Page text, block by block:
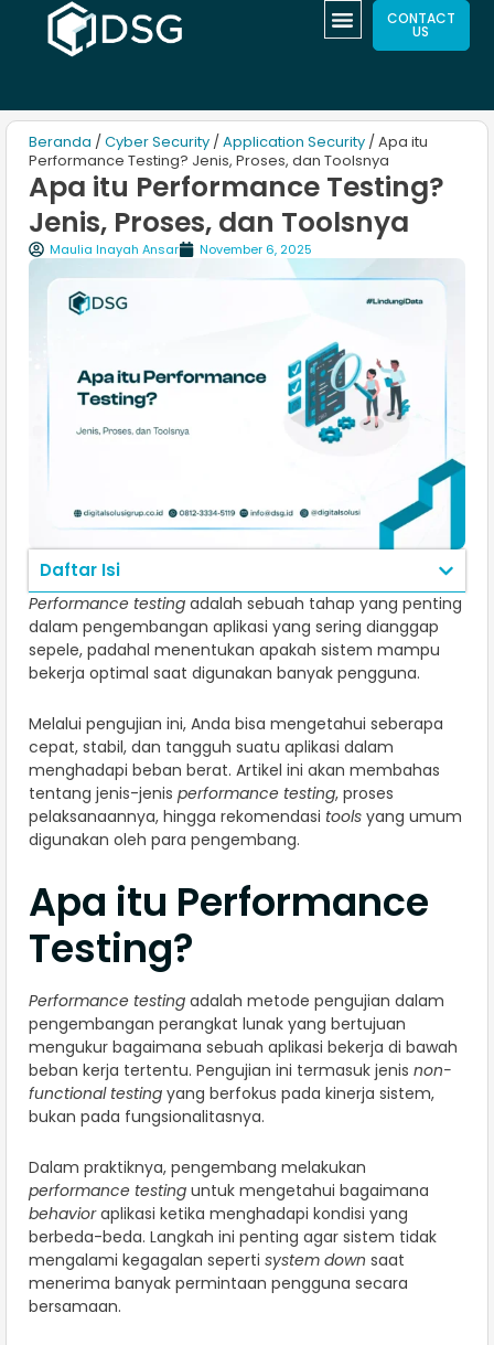
CONTACT
US
Beranda / Cyber Security / Application Security / Apa itu
Performance Testing? Jenis, Proses, dan Toolsnya
Apa itu Performance Testing?
Jenis, Proses, dan Toolsnya
Maulia Inayah Ansar November 6, 2025
Daftar Isi
Performance testing adalah sebuah tahap yang penting
dalam pengembangan aplikasi yang sering dianggap
sepele, padahal menentukan apakah sistem mampu
bekerja optimal saat digunakan banyak pengguna.
Melalui pengujian ini, Anda bisa mengetahui seberapa
cepat, stabil, dan tangguh suatu aplikasi dalam
menghadapi beban berat. Artikel ini akan membahas
tentang jenis-jenis performance testing, proses
pelaksanaannya, hingga rekomendasi tools yang umum
digunakan oleh para pengembang.
Apa itu Performance
Testing?
Performance testing adalah metode pengujian dalam
pengembangan perangkat lunak yang bertujuan
mengukur bagaimana sebuah aplikasi bekerja di bawah
beban kerja tertentu. Pengujian ini termasuk jenis non-
functional testing yang berfokus pada kinerja sistem,
bukan pada fungsionalitasnya.
Dalam praktiknya, pengembang melakukan
performance testing untuk mengetahui bagaimana
behavioraplikasi ketika menghadapi kondisi yang
berbeda-beda. Langkah ini penting agar sistem tidak
mengalami kegagalan seperti system down saat
menerima banyak permintaan pengguna secara
bersamaan.